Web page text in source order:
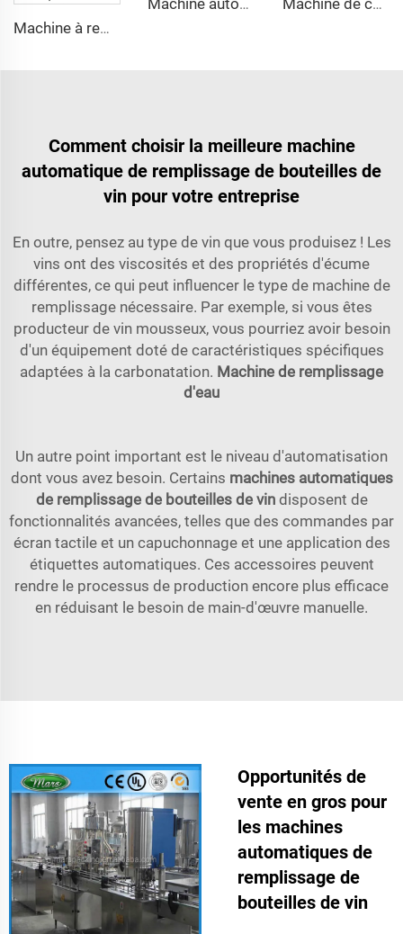
Machine à remplir rotative par vide pour bouteilles en verre destinées aux spiritueux et vins distillés
Machine automatique à mouler par soufflage étiré des bouteilles d'eau plastique à 4 cavités Machine de conditionnement sous film rétractable pour groupes de bouteilles en PE (SP-20)
Comment choisir la meilleure machine
automatique de remplissage de bouteilles de
vin pour votre entreprise
En outre, pensez au type de vin que vous produisez ! Les
vins ont des viscosités et des propriétés d'écume
différentes, ce qui peut influencer le type de machine de
remplissage nécessaire. Par exemple, si vous êtes
producteur de vin mousseux, vous pourriez avoir besoin
d'un équipement doté de caractéristiques spécifiques
adaptées à la carbonatation. Machine de remplissage
d'eau
Un autre point important est le niveau d'automatisation
dont vous avez besoin. Certains machines automatiques
de remplissage de bouteilles de vin disposent de
fonctionnalités avancées, telles que des commandes par
écran tactile et un capuchonnage et une application des
étiquettes automatiques. Ces accessoires peuvent
rendre le processus de production encore plus efficace
en réduisant le besoin de main-d'œuvre manuelle.
Opportunités de
vente en gros pour
les machines
automatiques de
remplissage de
bouteilles de vin